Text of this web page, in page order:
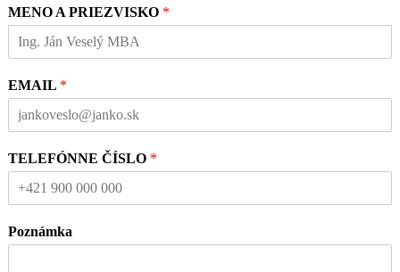
MENO A PRIEZVISKO *
EMAIL *
TELEFÓNNE ČÍSLO *
Poznámka